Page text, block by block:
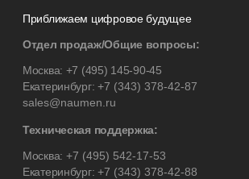
Приближаем цифровое будущее
Отдел продаж/Общие вопросы:
Москва: +7 (495) 145-90-45
Екатеринбург:+7 (343) 378-42-87
sales@naumen.ru
Техническая поддержка:
Москва: +7 (495) 542-17-53
Екатеринбург:+7 (343) 378-42-88